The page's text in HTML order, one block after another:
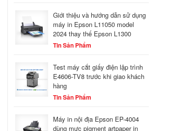
Giới thiệu và hướng dẫn sử dụng
máy in Epson L11050 model
2024 thay thế Epson L1300
Tin Sản Phẩm
Test máy cắt giấy điện lập trình
E4606-TV8 trước khi giao khách
hàng
Tin Sản Phẩm
Máy in nội địa Epson EP-4004
dùng mực pigment artpaper in